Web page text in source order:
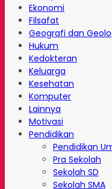
Ekonomi
Filsafat
Geografi dan
Hukum
Kedokteran
Keluarga
Kesehatan
Komputer
Lainnya
Motivasi
Pendidikan
Pendidikan
Pra Sekolah
Sekolah SD
Sekolah SMA